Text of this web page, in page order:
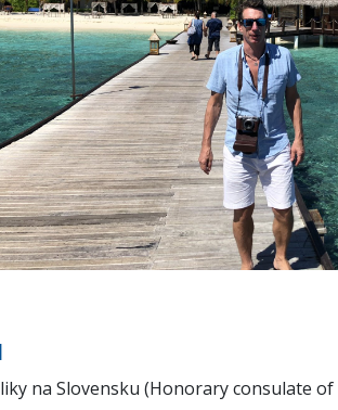
na Slovensku (Honorary consulate